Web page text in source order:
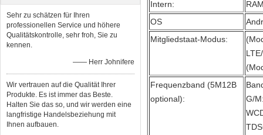
Sehr zu schätzen für Ihren
professionellen Service und höhere
Qualitätskontrolle, sehr froh, Sie zu
kennen.
—— Herr Johnifere
Wir vertrauen auf die Qualität Ihrer
Produkte. Es ist immer das Beste.
Halten Sie das so, und wir werden eine
langfristige Handelsbeziehung mit
Ihnen aufbauen.
Intern:
OS
Mitgliedstaat-Modus:
Frequenzband (5M12B
optional):
G/